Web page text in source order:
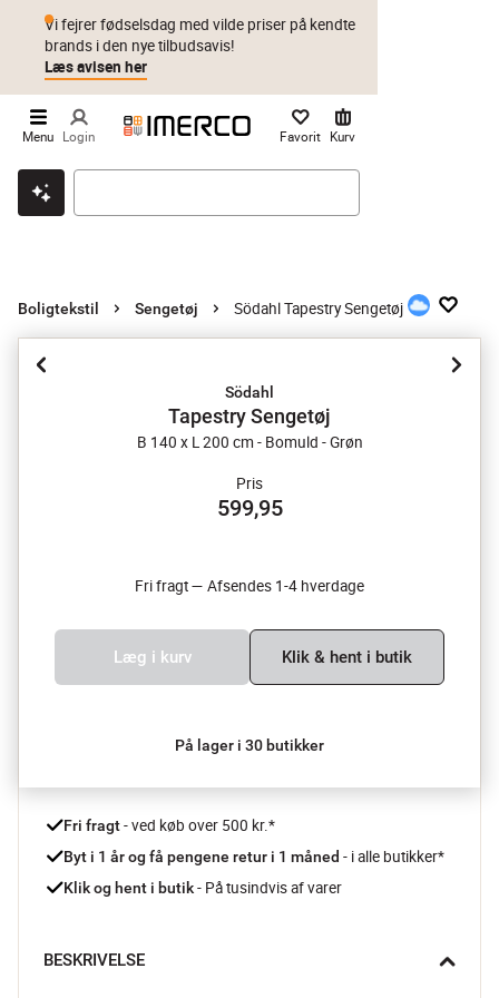
Klik & hent Byt i 1 år Prismatch
Vi fejrer fødselsdag med vilde priser på kendte
brands i den nye tilbudsavis!
Læs avisen her
Menu Login Favorit Kurv
Boligtekstil Sengetøj Södahl Tapestry Sengetøj
Södahl
Tapestry Sengetøj
B 140 x L 200 cm - Bomuld - Grøn
Pris
599,95
Fri fragt — Afsendes 1-4 hverdage
Læg i kurv Klik & hent i butik
På lager i 30 butikker
Fri fragt - ved køb over 500 kr.*
Byt i 1 år og få pengene retur i 1 måned - i alle butikker*
Klik og hent i butik - På tusindvis af varer
BESKRIVELSE